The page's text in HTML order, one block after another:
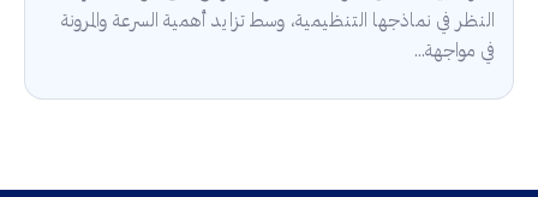
النظر في نماذجها التنظيمية، وسط تزايد أهمية السرعة والمرونة
في مواجهة...